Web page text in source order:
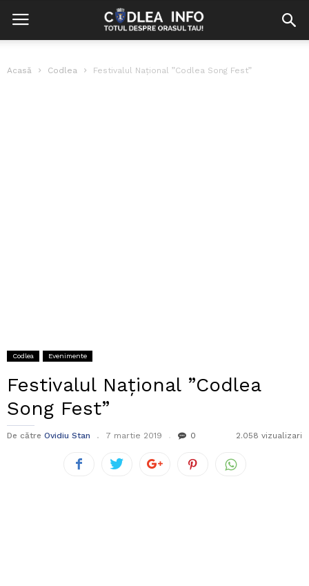
Acasă Codlea Festivalul Național ”Codlea Song Fest”
Codlea Evenimente
Festivalul Național ”Codlea
Song Fest”
De către Ovidiu Stan 7 martie 2019 0 2.058 vizualizari